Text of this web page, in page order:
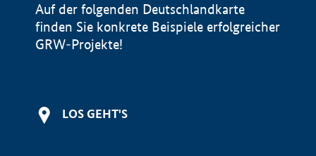
Auf der folgenden Deutschlandkarte
finden Sie konkrete Beispiele erfolgreicher
GRW-Projekte!
LOS GEHT'S